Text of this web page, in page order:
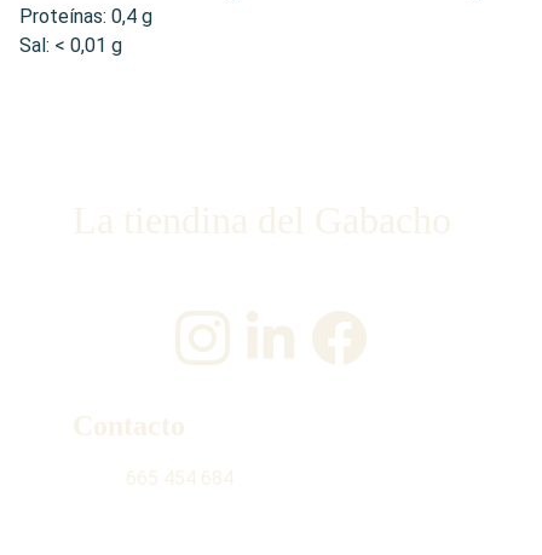
Proteínas: 0,4 g
Sal: < 0,01 g